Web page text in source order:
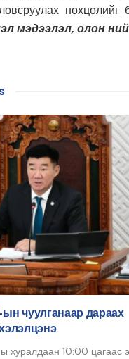
мэдээлэл, олон
чуулганаар дараах
хуралдаан 10:00 цагаас